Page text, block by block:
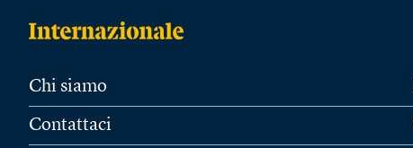
Chi siamo
Contattaci